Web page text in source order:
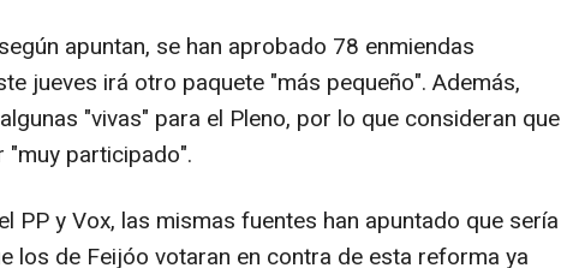
apuntan, se han aprobado 78 enmiendas
jueves irá otro paquete "más pequeño". Además,
"vivas" para el Pleno, por lo que consideran que
"muy participado".
PP y Vox, las mismas fuentes han apuntado que sería
los de Feijóo votaran en contra de esta reforma ya